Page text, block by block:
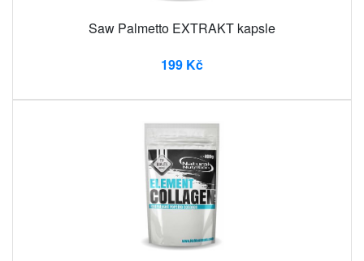
Saw Palmetto EXTRAKT kapsle
199 Kč